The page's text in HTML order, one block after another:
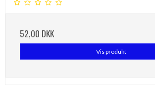
52,00 DKK
Vis produkt